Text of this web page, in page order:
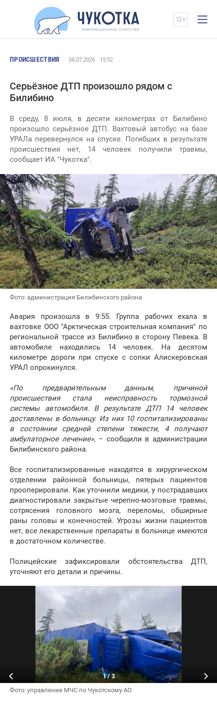
ПРОИСШЕСТВИЯ 08.07.2026 15:52
Серьёзное ДТП произошло рядом с
Билибино
В среду, 8 июля, в десяти километрах от Билибино
произошло серьёзное ДТП. Вахтовый автобус на базе
УРАЛа перевернулся на спуске. Погибших в результате
происшествия нет, 14 человек получили травмы,
сообщает ИА "Чукотка".
Фото: администрация Билибинского района
Авария произошла в 9:55. Группа рабочих ехала в
вахтовке ООО "Арктическая строительная компания" по
региональной трассе из Билибино в сторону Певека. В
автомобиле находились 14 человек. На десятом
километре дороги при спуске с сопки Алискеровская
УРАЛ опрокинулся.
«По предварительным данным, причиной
происшествия стала неисправность тормозной
системы автомобиля. В результате ДТП 14 человек
доставлены в больницу. Из них 10 госпитализированы
в состоянии средней степени тяжести, 4 получают
амбулаторное лечение», – сообщили в администрации
Билибинского района.
Все госпитализированные находятся в хирургическом
отделении районной больницы, пятерых пациентов
прооперировали. Как уточнили медики, у пострадавших
диагностировали закрытые черепно-мозговые травмы,
сотрясения головного мозга, переломы, обширные
раны головы и конечностей. Угрозы жизни пациентов
нет, все лекарственные препараты в больнице имеются
в достаточном количестве.
Полицейские зафиксировали обстоятельства ДТП,
уточняют его детали и причины.
Фото: управление МЧС по Чукотскому АО
1/3